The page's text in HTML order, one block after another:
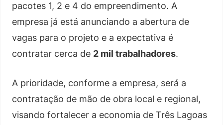
pacotes 1, 2 e 4 do empreendimento. A
empresa já está anunciando a abertura de
vagas para o projeto e a expectativa é
contratar cerca de 2 mil trabalhadores.
A prioridade, conforme a empresa, será a
contratação de mão de obra local e regional,
visando fortalecer a economia de Três Lagoas